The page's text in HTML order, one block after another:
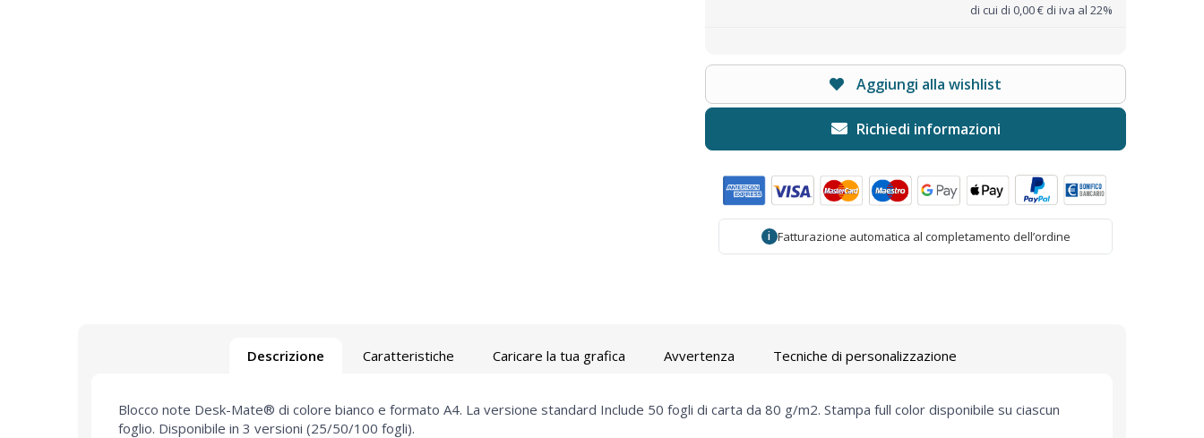
di cui di 0,00 € di iva al 22%
Aggiungi alla wishlist
i Fatturazione automatica al completamento dell’ordine
Descrizione Caratteristiche Caricare la tua grafica Avvertenza Tecniche di personalizzazione
Blocco note Desk-Mate® di colore bianco e formato A4. La versione standard Include 50 fogli di carta da 80 g/m2. Stampa full color disponibile su ciascun
foglio. Disponibile in 3 versioni (25/50/100 fogli).